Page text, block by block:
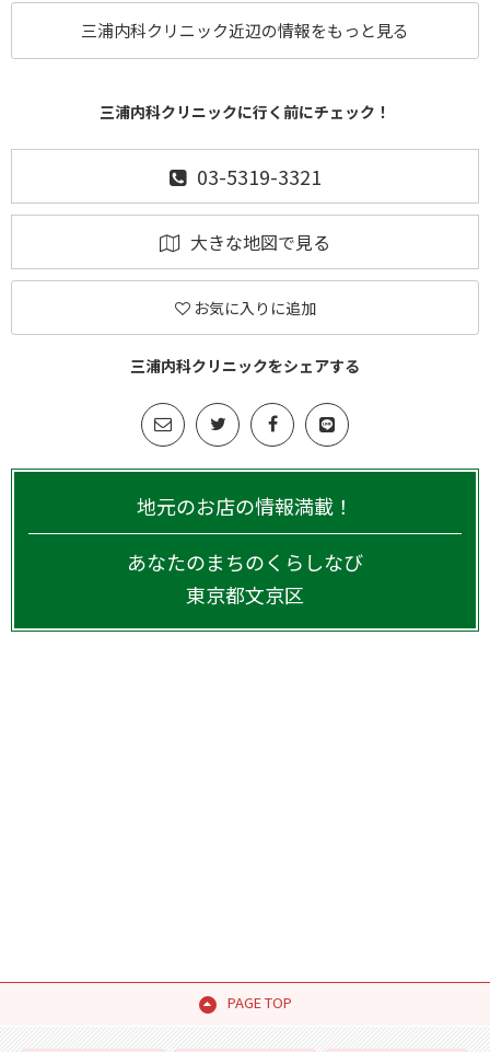
三浦内科クリニック近辺の情報をもっと見る
三浦内科クリニックに行く前にチェック！
03-5319-3321
大きな地図で見る
お気に入りに追加
三浦内科クリニックをシェアする
地元のお店の情報満載！
あなたのまちのくらしなび
東京都文京区
PAGE TOP